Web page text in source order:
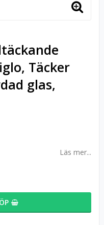
Täcker
glas,
Läs mer...